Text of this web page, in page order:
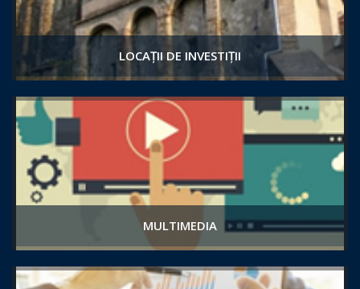
LOCAȚII DE INVESTIȚII
MULTIMEDIA